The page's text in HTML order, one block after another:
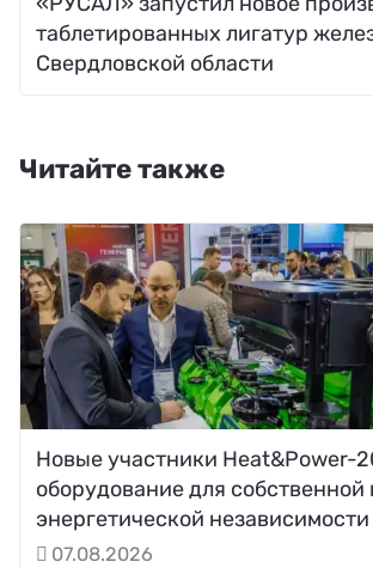
таблетированных лигатур
Свердловской области
Читайте также
Новые участники Heat&Power-
оборудование для собственной
энергетической независимости
07.08.2026